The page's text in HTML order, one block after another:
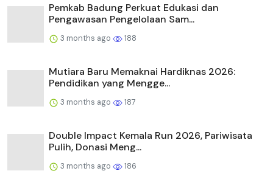
Pemkab Badung Perkuat Edukasi dan
Pengawasan Pengelolaan Sam...
3 months ago 188
Mutiara Baru Memaknai Hardiknas 2026:
Pendidikan yang Mengge...
3 months ago 187
Double Impact Kemala Run 2026, Pariwisata
Pulih, Donasi Meng...
3 months ago 186